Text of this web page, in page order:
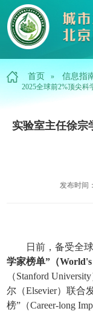
首页 » 信息指
2025全球前2%顶尖科
实验室主任徐宗
发布时间
日前，备受全
学家榜单”（World's
（Stanford University
尔（Elsevier）联合
榜”（Career-long